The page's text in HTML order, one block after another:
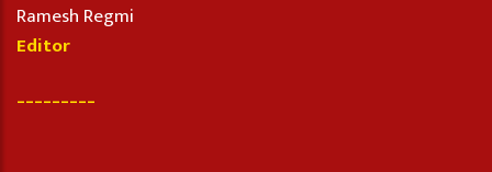
Ramesh Regmi
Editor
_________